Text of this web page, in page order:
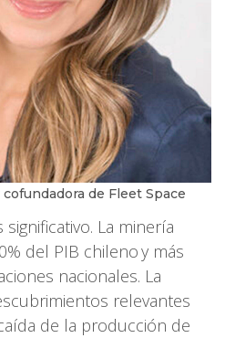
de Fleet Space
La minería
del PIB chileno y más
nacionales. La
relevantes
de la producción de